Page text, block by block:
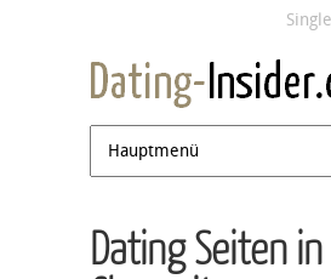
Jump to
Dating Seiten in